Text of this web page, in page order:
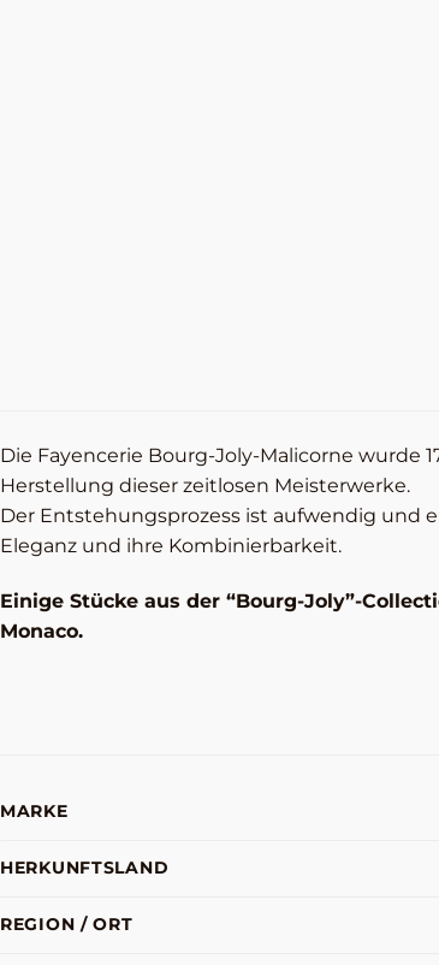
Die Fayencerie Bourg-Joly-Malicorne wurde
Herstellung dieser zeitlosen Meisterwerke.
Der Entstehungsprozess ist aufwendig und
Eleganz und ihre Kombinierbarkeit.
Einige Stücke aus der “Bourg-Joly”-
Monaco.
MARKE
HERKUNFTSLAND
REGION / ORT